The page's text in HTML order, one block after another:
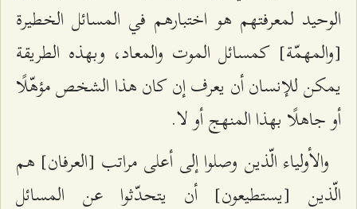
الوحيد لمعرفتهم هو اختبارهم في المسائل الخطيرة
[والمهمّة] كمسائل الموت والمعاد، وبهذه الطريقة
يمكن للإنسان أن يعرف إن كان هذا الشخص مؤهّلًا
أو جاهلًا بهذا المنهج أو لا.
والأولياء الّذين وصلوا إلى أعلى مراتب [العرفان] هم
الّذين [يستطيعون] أن يتحدّثوا عن المسائل